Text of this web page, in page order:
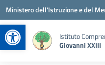
Apri la barra
Vai ai contenuti
Vai al menu di navigazione
Vai al footer
Ministero dell'Istruzione e del
Istituto
Giovanni XXIII